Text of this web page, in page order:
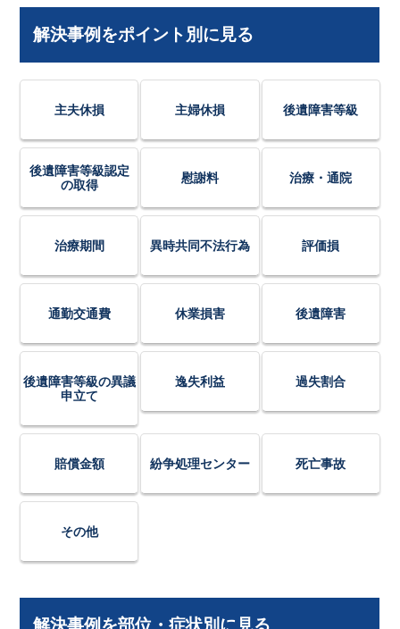
解決事例をポイント別に見る
主夫休損 主婦休損 後遺障害等級
後遺障害等級認定
の取得
慰謝料 治療・通院
治療期間 異時共同不法行為 評価損
通勤交通費 休業損害 後遺障害
後遺障害等級の異議
申立て
逸失利益 過失割合
賠償金額 紛争処理センター 死亡事故
その他
解決事例を部位・症状別に見る